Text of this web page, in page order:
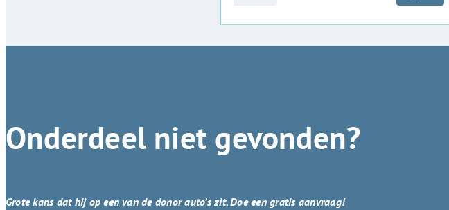
Onderdeel niet gevonden?
Grote kans dat hij op een van de donor auto’s zit. Doe een gratis aanvraag!